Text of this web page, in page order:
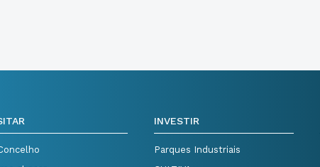
INVESTIR
Parques Industriais